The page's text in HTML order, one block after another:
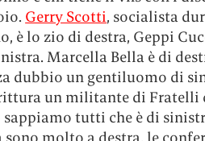
Gerry Scotti, socialista
è lo zio di destra, Geppi
Marcella Bella è di
dubbio un gentiluomo di
un militante di Fratelli
sappiamo tutti che è di